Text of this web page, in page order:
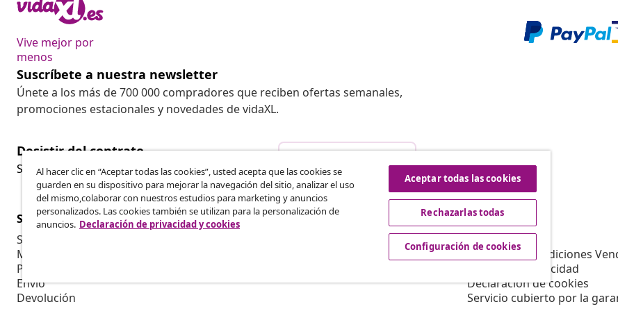
Vive mejor por
menos
Suscríbete a nuestra newsletter
Únete a los más de 700 000 compradores que reciben ofertas semanales,
promociones estacionales y novedades de vidaXL.
Desistir del contrato
Solicita la cancelación de tu pedido.
Servicio al Cliente
Seguimiento del pedido
Mi cuenta
Pago
Envío
Devolución
Empresas
vidaXL
Sobre vidaXL
Términos y Condiciones
Política de privacidad
Declaración de cookies
Servicio cubierto por la
Al hacer clic en “Aceptar todas las cookies”, usted acepta que las cookies se
guarden en su dispositivo para mejorar la navegación del sitio, analizar el uso
del mismo,colaborar con nuestros estudios para marketing y anuncios
personalizados. Las cookies también se utilizan para la personalización de
anuncios. Declaración de privacidad y cookies
Aceptar todas las cookies
Rechazarlas todas
Configuración de cookies